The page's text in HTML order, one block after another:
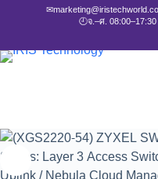
✉
🕘จ.–ศ.